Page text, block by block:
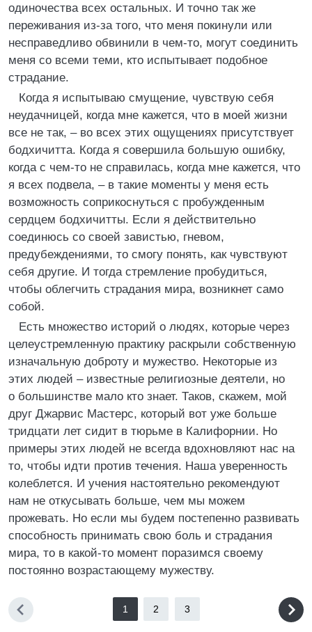
одиночества всех остальных. И точно так же
переживания из-за того, что меня покинули или
несправедливо обвинили в чем-то, могут соединить
меня со всеми теми, кто испытывает подобное
страдание.
Когда я испытываю смущение, чувствую себя
неудачницей, когда мне кажется, что в моей жизни
все не так, – во всех этих ощущениях присутствует
бодхичитта. Когда я совершила большую ошибку,
когда с чем-то не справилась, когда мне кажется, что
я всех подвела, – в такие моменты у меня есть
возможность соприкоснуться с пробужденным
сердцем бодхичитты. Если я действительно
соединюсь со своей завистью, гневом,
предубеждениями, то смогу понять, как чувствуют
себя другие. И тогда стремление пробудиться,
чтобы облегчить страдания мира, возникнет само
собой.
Есть множество историй о людях, которые через
целеустремленную практику раскрыли собственную
изначальную доброту и мужество. Некоторые из
этих людей – известные религиозные деятели, но
о большинстве мало кто знает. Таков, скажем, мой
друг Джарвис Мастерс, который вот уже больше
тридцати лет сидит в тюрьме в Калифорнии. Но
примеры этих людей не всегда вдохновляют нас на
то, чтобы идти против течения. Наша уверенность
колеблется. И учения настоятельно рекомендуют
нам не откусывать больше, чем мы можем
прожевать. Но если мы будем постепенно развивать
способность принимать свою боль и страдания
мира, то в какой-то момент поразимся своему
постоянно возрастающему мужеству.
1 2 3